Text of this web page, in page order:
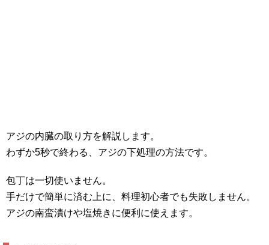
アジの内臓の取り方を解説します。
わずか5秒で終わる、アジの下処理の方法です。
包丁は一切使いません。
手だけで簡単に済む上に、料理初心者でも失敗しません。
アジの南蛮漬けや塩焼きに便利に使えます。